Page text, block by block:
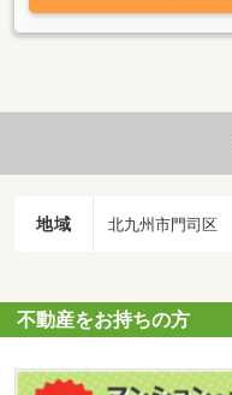
地域 北九州市門司区
不動産をお持ちの方